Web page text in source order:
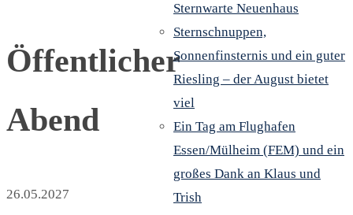
Öffentlicher
Abend
26.05.2027
Sternwarte Neuenhaus
Sternschnuppen,
Sonnenfinsternis und ein guter
Riesling – der August bietet
viel
Ein Tag am Flughafen
Essen/Mülheim (FEM) und ein
großes Dank an Klaus und
Trish